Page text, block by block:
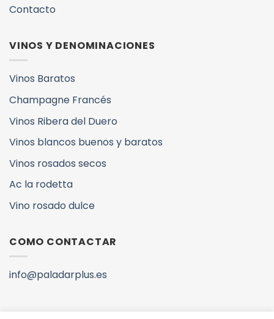
Contacto
VINOS Y DENOMINACIONES
Vinos Baratos
Champagne Francés
Vinos Ribera del Duero
Vinos blancos buenos y baratos
Vinos rosados secos
Ac la rodetta
Vino rosado dulce
COMO CONTACTAR
info@paladarplus.es